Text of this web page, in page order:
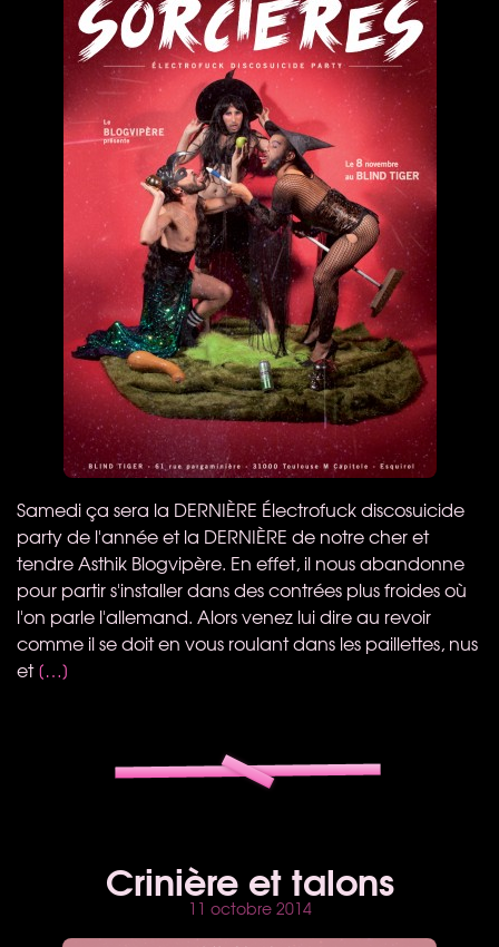
Samedi ça sera la DERNIÈRE Électrofuck discosuicide
party de l'année et la DERNIÈRE de notre cher et
tendre Asthik Blogvipère. En effet, il nous abandonne
pour partir s'installer dans des contrées plus froides où
l'on parle l'allemand. Alors venez lui dire au revoir
comme il se doit en vous roulant dans les paillettes, nus
et[…]
Crinière et talons
11 octobre 2014